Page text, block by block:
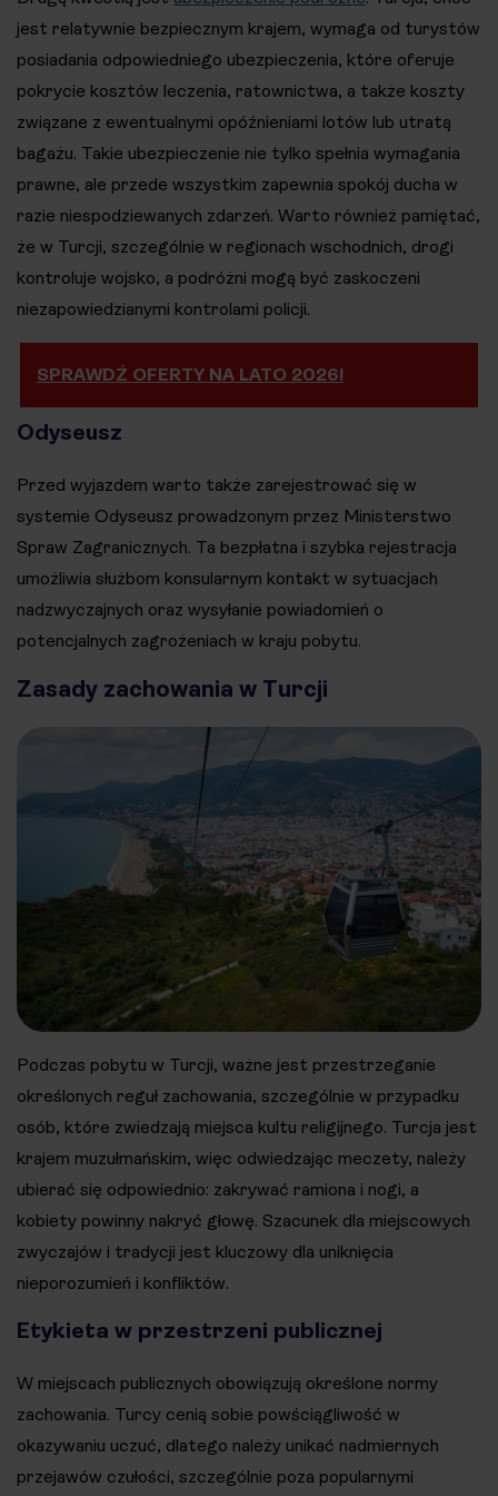
jest relatywnie bezpiecznym krajem, wymaga od turystów
posiadania odpowiedniego ubezpieczenia, które oferuje
pokrycie kosztów leczenia, ratownictwa, a także koszty
związane z ewentualnymi opóźnieniami lotów lub utratą
bagażu. Takie ubezpieczenie nie tylko spełnia wymagania
prawne, ale przede wszystkim zapewnia spokój ducha w
razie niespodziewanych zdarzeń. Warto również pamiętać,
że w Turcji, szczególnie w regionach wschodnich, drogi
kontroluje wojsko, a podróżni mogą być zaskoczeni
niezapowiedzianymi kontrolami policji​.
SPRAWDŹ OFERTY NA LATO 2026!
Odyseusz
Przed wyjazdem warto także zarejestrować się w
systemie Odyseusz prowadzonym przez Ministerstwo
Spraw Zagranicznych. Ta bezpłatna i szybka rejestracja
umożliwia służbom konsularnym kontakt w sytuacjach
nadzwyczajnych oraz wysyłanie powiadomień o
potencjalnych zagrożeniach w kraju pobytu.
Zasady zachowania w Turcji
Podczas pobytu w Turcji, ważne jest przestrzeganie
określonych reguł zachowania, szczególnie w przypadku
osób, które zwiedzają miejsca kultu religijnego. Turcja jest
krajem muzułmańskim, więc odwiedzając meczety, należy
ubierać się odpowiednio: zakrywać ramiona i nogi, a
kobiety powinny nakryć głowę. Szacunek dla miejscowych
zwyczajów i tradycji jest kluczowy dla uniknięcia
nieporozumień i konfliktów​​.
Etykieta w przestrzeni publicznej
W miejscach publicznych obowiązują określone normy
zachowania. Turcy cenią sobie powściągliwość w
okazywaniu uczuć, dlatego należy unikać nadmiernych
przejawów czułości, szczególnie poza popularnymi